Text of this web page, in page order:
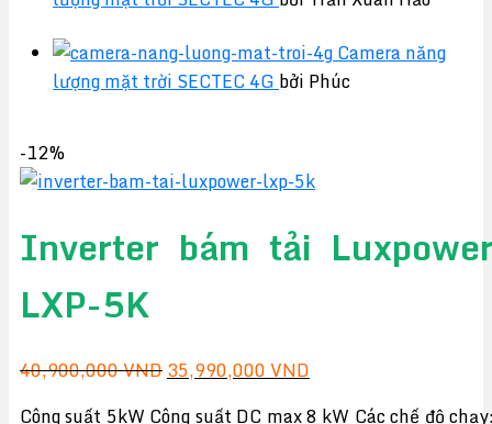
Camera năng
lượng mặt trời SECTEC 4G bởi Phúc
-12%
Inverter bám tải
LXP-5K
40,900,000VNDGiá
35,990,000VND
Công suất 5kW Công suất DC max 8 kW Các chế độ